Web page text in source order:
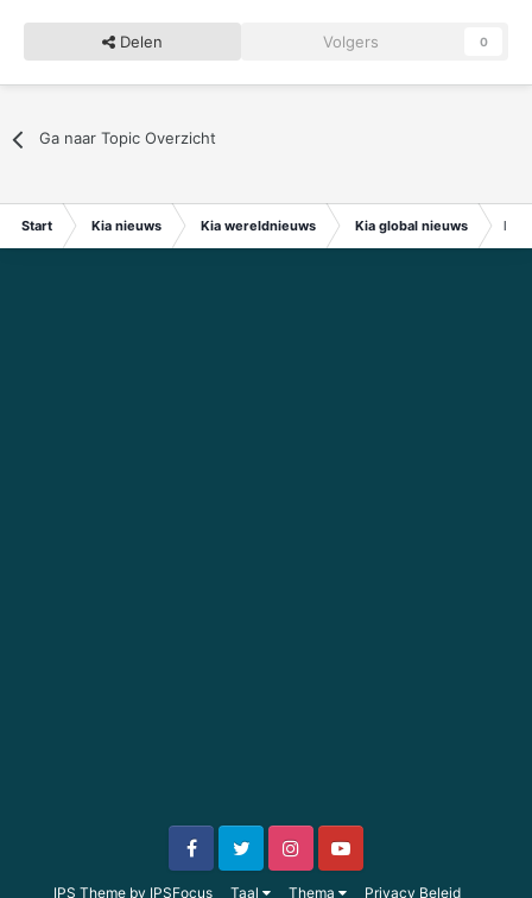
Delen Volgers 0
Ga naar Topic Overzicht
Start Kia nieuws Kia wereldnieuws Kia global nieuws
IPS Theme by IPSFocus Taal Thema Privacy Beleid